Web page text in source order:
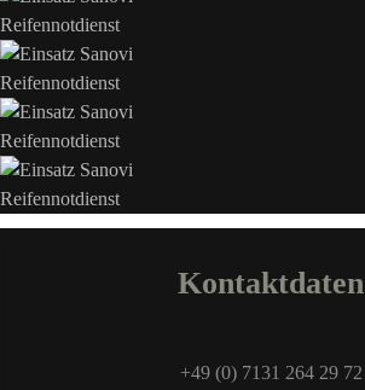
Kontaktdaten
+49 (0) 7131 264 29 72